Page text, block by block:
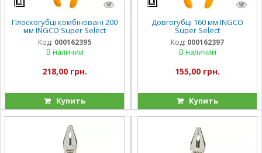
Плоскогубці комбіновані 200
мм INGCO Super Select
Код: 000162395
В наличии
218,00 грн.
Купить
Довгогубці 160 мм INGCO
Super Select
Код: 000162397
В наличии
155,00 грн.
Купить